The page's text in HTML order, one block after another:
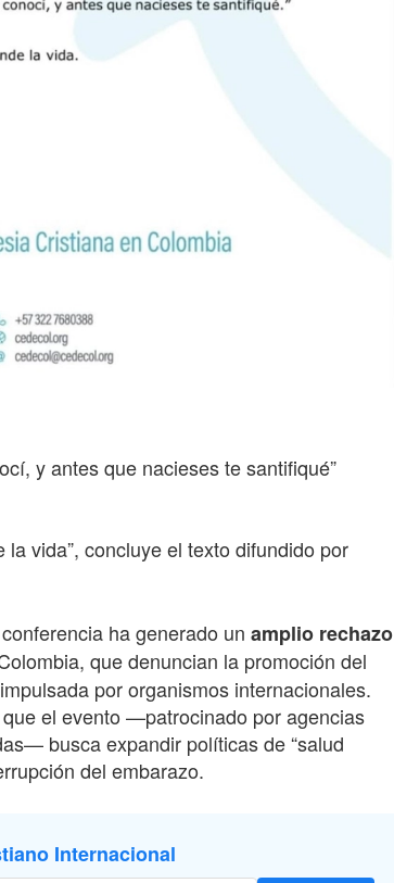
y antes que nacieses te santifiqué”
vida”, concluye el texto difundido por
ha generado un amplio rechazo
que denuncian la promoción del
por organismos internacionales.
el evento —patrocinado por agencias
busca expandir políticas de “salud
del embarazo.
Internacional